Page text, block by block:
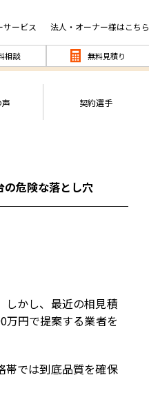
サービス 法人・オーナー様はこちら
相談 無料見積り
契約選手
危険な落とし穴
しかし、最近の相見積
万円で提案する業者を
帯では到底品質を確保